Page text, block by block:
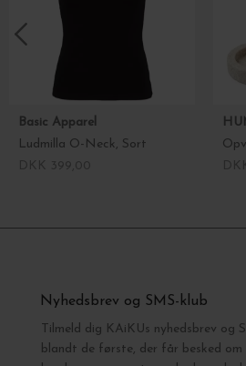
Basic Apparel
Ludmilla O-Neck, Sort
Nyhedsbrev og SMS-klub
Tilmeld dig KAiKUs nyhedsbrev og
blandt de første, der får besked om